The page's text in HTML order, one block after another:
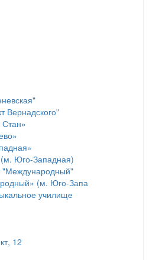
Вернадского"
Юго-Западная)
"Международный"
(м. Юго-Запа
училище
12